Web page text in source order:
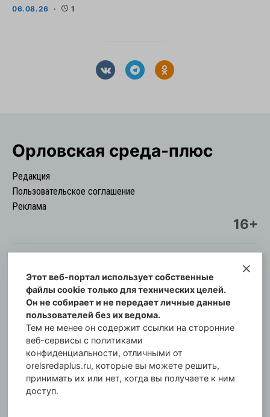
06.08.26 1
Орловская cреда-плюс
Редакция
Пользовательское соглашение
Реклама
16+
© Информационный городской портал
Орловская cреда-плюс, 2021-2026
Свидетельство о регистрации СМИ: ПИ №57-
00254 от 29 октября 2013 г.
Газета зарегистрирована Управлением
Федеральной службы по надзору в сфере связи,
информационных технологий и массовых
коммуникаций по Орловской области.
Главный редактор: Татьяна Филёва
Этот веб-портал использует собственные
файлы cookie только для технических целей.
Он не собирает и не передает личные данные
пользователей без их ведома.
Тем не менее он содержит ссылки на сторонние
веб-сервисы с политиками
конфиденциальности, отличными от
orelsredaplus.ru, которые вы можете решить,
принимать их или нет, когда вы получаете к ним
доступ.